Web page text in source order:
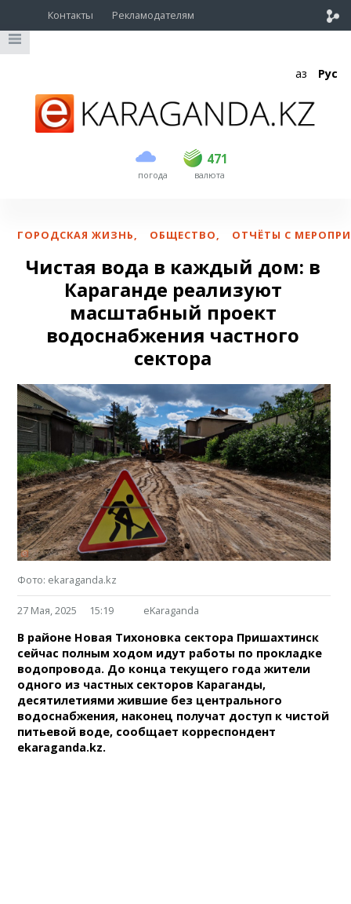
Контакты Рекламодателям
Қаз Рус
погода
471
USD 469.5
EUR валюта
ГОРОДСКАЯ ЖИЗНЬ, ОБЩЕСТВО, ОТЧЁТЫ С
Чистая вода в каждый дом: в
Караганде реализуют
масштабный проект
водоснабжения частного
сектора
Фото: ekaraganda.kz
27 Мая, 2025 15:19 eKaraganda
В районе Новая Тихоновка сектора Пришахтинск
сейчас полным ходом идут работы по прокладке
водопровода. До конца текущего года жители
одного из частных секторов Караганды,
десятилетиями жившие без центрального
водоснабжения, наконец получат доступ к чистой
питьевой воде, сообщает корреспондент
ekaraganda.kz.